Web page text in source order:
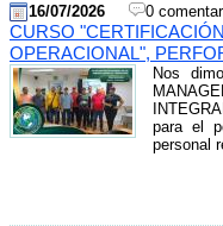
16/07/2026 0
CURSO
OPERACIONAL",
Nos
para el
personal